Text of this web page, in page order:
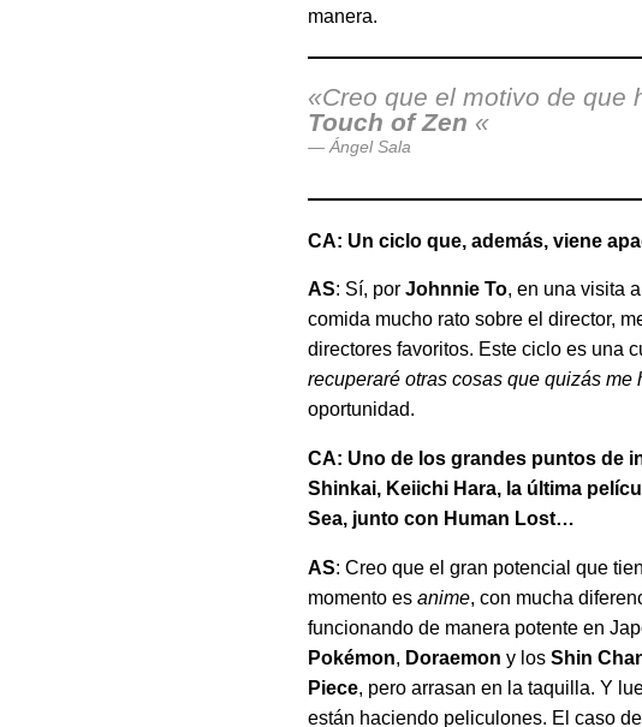
manera.
«Creo que el motivo de
Touch of Zen «
Ángel Sala
CA: Un ciclo que, además, viene
AS: Sí, porJohnnie To, en una visita
comida mucho rato sobre el director,
directores favoritos. Este ciclo es una
recuperaré otras cosas que quizás me
oportunidad.
CA: Uno de los grandes puntos de
Shinkai, Keiichi Hara, la última
Sea, junto con Human Lost…
AS: Creo que el gran potencial que
momento esanime, con mucha
funcionando de manera potente en
Pokémon, Doraemon y losShin
Piece, pero arrasan en la taquilla. Y
están haciendo peliculones. El caso de